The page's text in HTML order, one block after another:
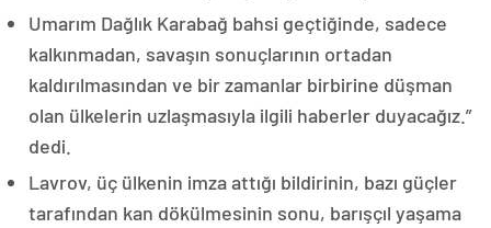
Umarım Dağlık Karabağ bahsi geçtiğinde, sadece
kalkınmadan, savaşın sonuçlarının ortadan
kaldırılmasından ve bir zamanlar birbirine düşman
olan ülkelerin uzlaşmasıyla ilgili haberler duyacağız.”
dedi.
Lavrov, üç ülkenin imza attığı bildirinin, bazı güçler
tarafından kan dökülmesinin sonu, barışçıl yaşama